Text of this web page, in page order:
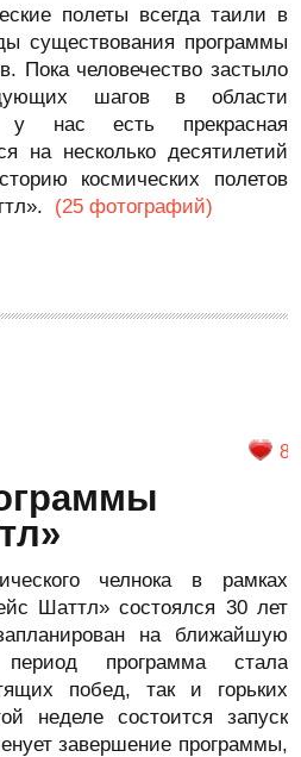
полеты всегда таили в
существования программы
Пока человечество застыло
шагов в области
у нас есть прекрасная
на несколько десятилетий
космических полетов
(25 фотографий)
8
челнока в рамках
Шаттл» состоялся 30 лет
на ближайшую
программа стала
побед, так и горьких
неделе состоится запуск
завершение программы,